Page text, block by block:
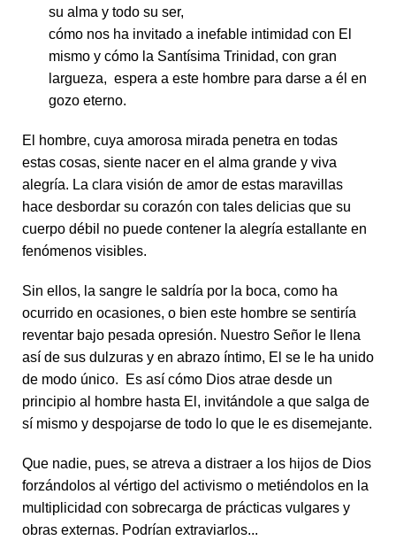
su alma y todo su ser,
cómo nos ha invitado a inefable intimidad con El
mismo y cómo la Santísima Trinidad, con gran
largueza, espera a este hombre para darse a él en
gozo eterno.
El hombre, cuya amorosa mirada penetra en todas
estas cosas, siente nacer en el alma grande y viva
alegría. La clara visión de amor de estas maravillas
hace desbordar su corazón con tales delicias que su
cuerpo débil no puede contener la alegría estallante en
fenómenos visibles.
Sin ellos, la sangre le saldría por la boca, como ha
ocurrido en ocasiones, o bien este hombre se sentiría
reventar bajo pesada opresión. Nuestro Señor le llena
así de sus dulzuras y en abrazo íntimo, El se le ha unido
de modo único. Es así cómo Dios atrae desde un
principio al hombre hasta El, invitándole a que salga de
sí mismo y despojarse de todo lo que le es disemejante.
Que nadie, pues, se atreva a distraer a los hijos de Dios
forzándolos al vértigo del activismo o metiéndolos en la
multiplicidad con sobrecarga de prácticas vulgares y
obras externas. Podrían extraviarlos...